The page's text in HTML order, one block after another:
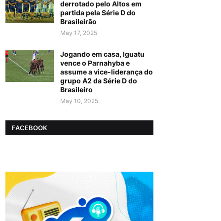
derrotado pelo Altos em
partida pela Série D do
Brasileirão
May 17, 2025
Jogando em casa, Iguatu
vence o Parnahyba e
assume a vice-liderança do
grupo A2 da Série D do
Brasileiro
May 10, 2025
FACEBOOK